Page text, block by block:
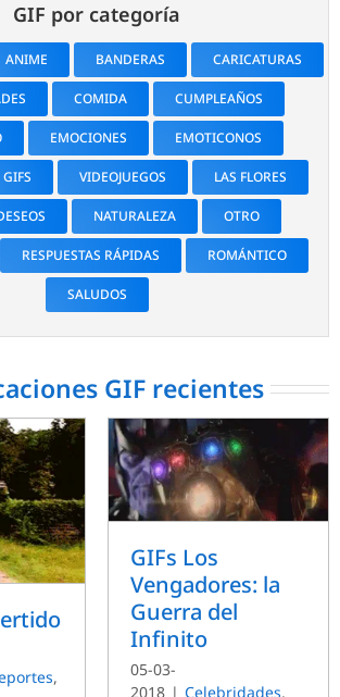
GIF por categoría
ANIME BANDERAS CARICATURAS
COMIDA CUMPLEAÑOS
EMOCIONES EMOTICONOS
GIFS VIDEOJUEGOS LAS FLORES
NATURALEZA OTRO
RESPUESTAS RÁPIDAS ROMÁNTICO
SALUDOS
GIF recientes
,
GIFs Los
Vengadores: la
Guerra del
Infinito
05-03-
2018 | Celebridades,